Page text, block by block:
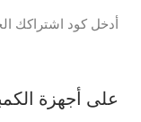
أدخل كود اشتراكك
على أجهزة